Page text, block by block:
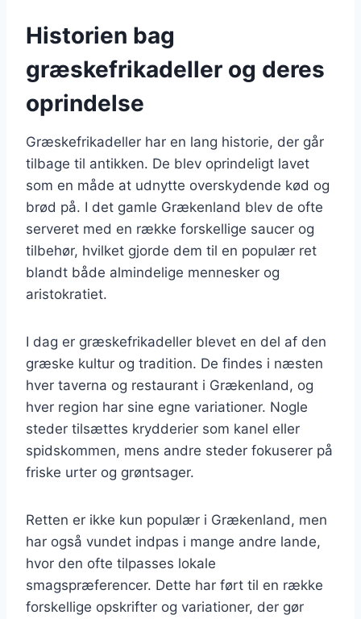
Historien bag
græskefrikadeller og deres
oprindelse
Græskefrikadeller har en lang historie, der går
tilbage til antikken. De blev oprindeligt lavet
som en måde at udnytte overskydende kød og
brød på. I det gamle Grækenland blev de ofte
serveret med en række forskellige saucer og
tilbehør, hvilket gjorde dem til en populær ret
blandt både almindelige mennesker og
aristokratiet.
I dag er græskefrikadeller blevet en del af den
græske kultur og tradition. De findes i næsten
hver taverna og restaurant i Grækenland, og
hver region har sine egne variationer. Nogle
steder tilsættes krydderier som kanel eller
spidskommen, mens andre steder fokuserer på
friske urter og grøntsager.
Retten er ikke kun populær i Grækenland, men
har også vundet indpas i mange andre lande,
hvor den ofte tilpasses lokale
smagspræferencer. Dette har ført til en række
forskellige opskrifter og variationer, der gør